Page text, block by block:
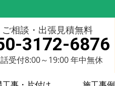
ご相談・出張見積無料
3172-6876
受付8:00～19:00 年中無休